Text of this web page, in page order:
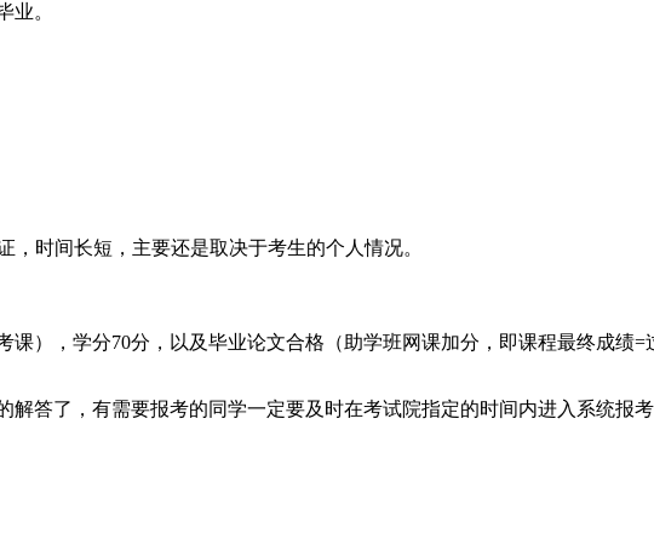
业。
，时间长短，主要还是取决于考生的个人情况。
），学分70分，以及毕业论文合格（助学班网课加分，即课程最终成绩=
解答了，有需要报考的同学一定要及时在考试院指定的时间内进入系统报考